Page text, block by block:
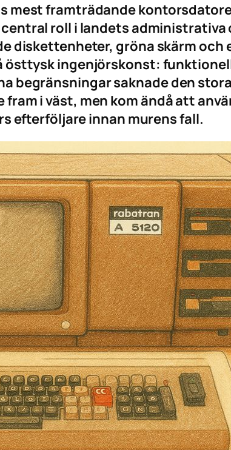
mest framträdande
roll i landets
diskettenheter, gröna skärm
östtysk ingenjörskonst:
begränsningar saknade den
i väst, men kom ändå att
efterföljare innan murens fall.